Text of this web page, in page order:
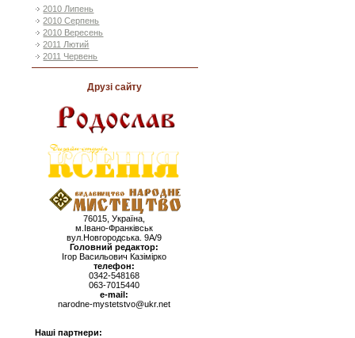
2010 Липень
2010 Серпень
2010 Вересень
2011 Лютий
2011 Червень
Друзі сайту
76015, Україна,
м.Івано-Франківськ
вул.Новгородська. 9А/9
Головний редактор:
Ігор Васильович Казімірко
телефон:
0342-548168
063-7015440
e-mail:
narodne-mystetstvo@ukr.net
Наші партнери: